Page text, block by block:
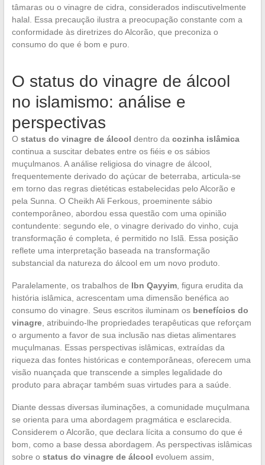
tâmaras ou o vinagre de cidra, considerados indiscutivelmente
halal. Essa precaução ilustra a preocupação constante com a
conformidade às diretrizes do Alcorão, que preconiza o
consumo do que é bom e puro.
O status do vinagre de álcool
no islamismo: análise e
perspectivas
Ostatus do vinagre de álcooldentro dacozinha islâmica
continua a suscitar debates entre os fiéis e os sábios
muçulmanos. A análise religiosa do vinagre de álcool,
frequentemente derivado do açúcar de beterraba, articula-se
em torno das regras dietéticas estabelecidas pelo Alcorão e
pela Sunna. O Cheikh Ali Ferkous, proeminente sábio
contundente: segundo ele, o vinagre derivado do vinho, cuja
transformação é completa, é permitido no Islã. Essa posição
reflete uma interpretação baseada na transformação
substancial da natureza do álcool em um novo produto.